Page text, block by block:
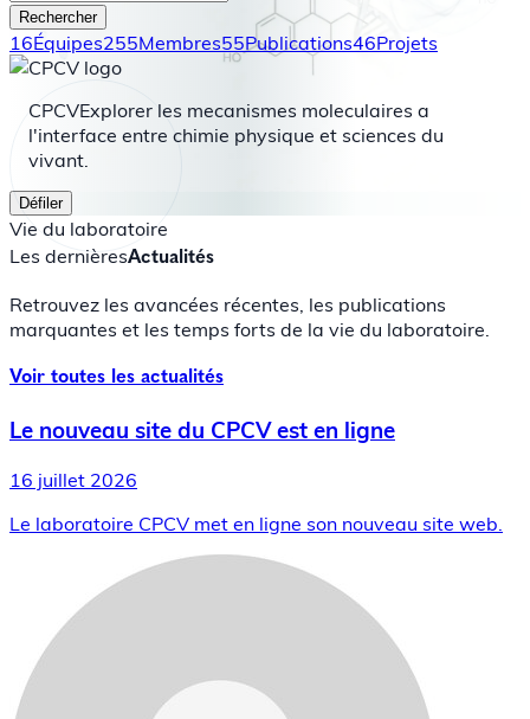
Rechercher
16Équipes255Membres55Publications46Projets
CPCVExplorer les mecanismes moleculaires a
l'interface entre chimie physique et sciences du
vivant.
Défiler
Vie du laboratoire
Les dernièresActualités
Retrouvez les avancées récentes, les publications
marquantes et les temps forts de la vie du laboratoire.
Voir toutes les actualités
Le nouveau site du CPCV est en ligne
16 juillet 2026
Le laboratoire CPCV met en ligne son nouveau site web.